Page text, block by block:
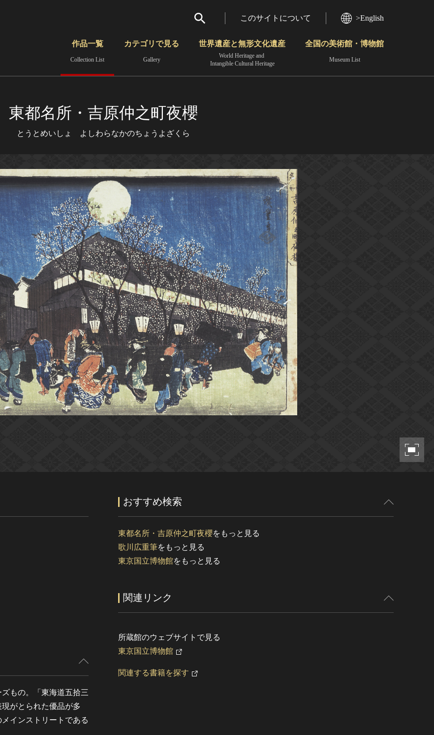
さらに詳細検索
このサイトについて >English
作品一覧
Collection List
カテゴリで見る
Gallery
世界遺産と無形文化遺産
World Heritage and
Intangible Cultural Heritage
全国の美術館・博物館
Museum List
東都名所・吉原仲之町夜櫻
とうとめいしょ よしわらなかのちょうよざくら
もの。「東海道五拾三
がとられた優品が多
インストリートである
おすすめ検索
東都名所・吉原仲之町夜櫻をもっと見る
歌川広重筆をもっと見る
東京国立博物館をもっと見る
関連リンク
所蔵館のウェブサイトで見る
東京国立博物館
関連する書籍を探す